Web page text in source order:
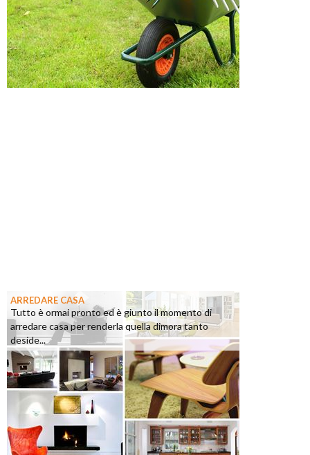
ARREDARE CASA
Tutto è ormai pronto ed è giunto il momento di
arredare casa per renderla quella dimora tanto
deside...